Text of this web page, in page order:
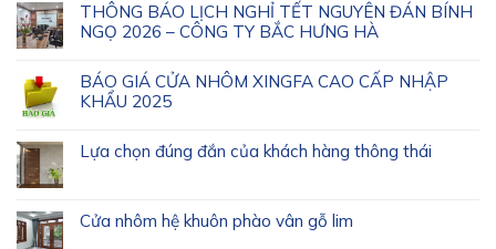
THÔNG BÁO LỊCH NGHỈ TẾT NGUYÊN ĐÁN BÍNH
NGỌ 2026 – CÔNG TY BẮC HƯNG HÀ
BÁO GIÁ CỬA NHÔM XINGFA CAO CẤP NHẬP
KHẨU 2025
Lựa chọn đúng đắn của khách hàng thông thái
Cửa nhôm hệ khuôn phào vân gỗ lim